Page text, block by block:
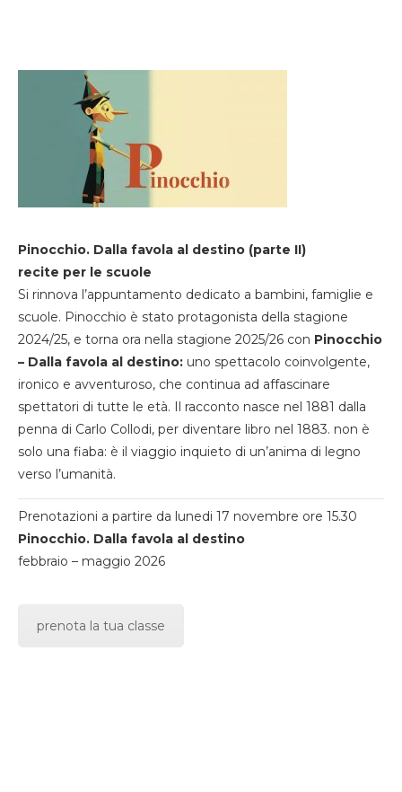
Pinocchio. Dalla favola al destino (parte II)
recite per le scuole
Si rinnova l’appuntamento dedicato a bambini, famiglie e
scuole. Pinocchio è stato protagonista della stagione
2024/25, e torna ora nella stagione 2025/26 con Pinocchio
– Dalla favola al destino: uno spettacolo coinvolgente,
ironico e avventuroso, che continua ad affascinare
spettatori di tutte le età. Il racconto nasce nel 1881 dalla
penna di Carlo Collodi, per diventare libro nel 1883. non è
solo una fiaba: è il viaggio inquieto di un’anima di legno
verso l’umanità.
Prenotazioni a partire da lunedi 17 novembre ore 15.30
Pinocchio. Dalla favola al destino
febbraio – maggio 2026
prenota la tua classe